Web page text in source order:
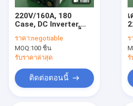
220V/160A, 180
Case, DC Inverter,
มือเครื่องเชื่อมเครื่อง /
อุปกรณ์เชื่อม / TIG200I
ราคา:negotiable
MOQ:100 ชิ้น
รับราคาล่าสุด
ติดต่อตอนนี้
ร
รั